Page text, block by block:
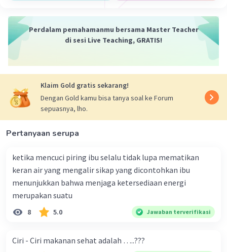
digunakan oleh tumbuhan sebagai sumber energi.
4. Sementara itu, oksigen yang dihasilkan selama
Fungsi utama fotosintesis adalah untuk menghasilkan
tumbuhan untuk pertumbuhan dan perkembangan.
Selain itu, fotosintesis juga menghasilkan oksigen, yang
dioksida, yang membantu mengurangi polusi udara.
fungsi fotosintesis pada tumbuhan, ya 🙂.
Beri Rating· 0.0(0) Balas
Perdalam pemahamanmu bersama Master Teacher
di sesi Live Teaching, GRATIS!
Klaim Gold gratis sekarang!
Dengan Gold kamu bisa tanya soal ke Forum
sepuasnya, lho.
Pertanyaan serupa
ketika mencuci piring ibu selalu tidak lupa mematikan
keran air yang mengalir sikap yang dicontohkan ibu
menunjukkan bahwa menjaga ketersediaan energi
merupakan suatu
8 5.0 Jawaban terverifikasi
Ciri - Ciri makanan sehat adalah …..???